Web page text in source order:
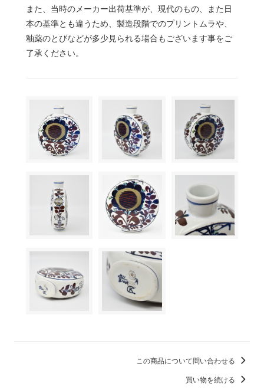
また、当時のメーカー出荷基準が、現代のもの、また日
本の基準とも違うため、製造段階でのプリントムラや、
釉薬のとびなどが多少見られる場合もございます事をご
了承ください。
この商品について問い合わせる
買い物を続ける